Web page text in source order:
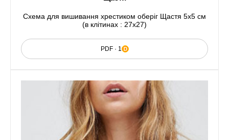
Схема для вишивання хрестиком оберіг Щастя 5х5 см
(в клітинах : 27х27)
PDF · 1